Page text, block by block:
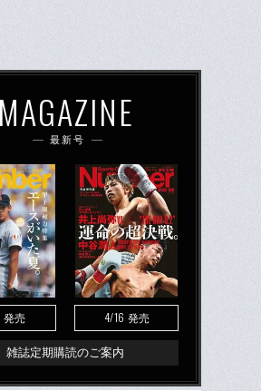
MAGAZINE
最新号
発売 4/16 発売
雑誌定期購読のご案内